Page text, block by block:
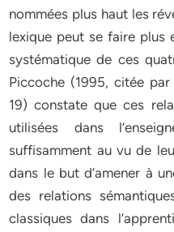
nommées plus haut les
lexique peut se faire plus
systématique de ces
Piccoche (1995, citée par
19) constate que ces
utilisées dans
suffisamment au vu de
dans le but d’amener à
des relations
classiques dans